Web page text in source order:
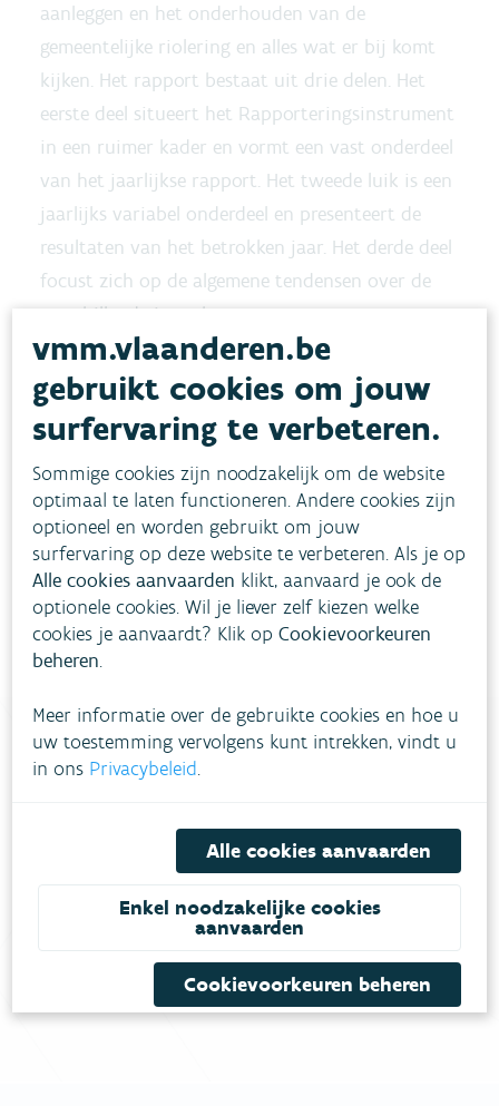
aanleggen en het onderhouden van de
gemeentelijke riolering en alles wat er bij komt
kijken. Het rapport bestaat uit drie delen. Het
eerste deel situeert het Rapporteringsinstrument
in een ruimer kader en vormt een vast onderdeel
van het jaarlijkse rapport. Het tweede luik is een
jaarlijks variabel onderdeel en presenteert de
resultaten van het betrokken jaar. Het derde deel
focust zich op de algemene tendensen over de
verschillende jaren heen.
Download pdf
Heb je vragen?
Bekijk het overzicht van meestgestelde vragen
Niet gevonden wat je zocht? Vul ons
contactformulier in
vmm.vlaanderen.be
gebruikt cookies om jouw
surfervaring te verbeteren.
Sommige cookies zijn noodzakelijk om de website
optimaal te laten functioneren. Andere cookies zijn
optioneel en worden gebruikt om jouw
surfervaring op deze website te verbeteren. Als je op
Alle cookies aanvaarden klikt, aanvaard je ook de
optionele cookies. Wil je liever zelf kiezen welke
cookies je aanvaardt? Klik opCookievoorkeuren
beheren.
Meer informatie over de gebruikte cookies en hoe u
uw toestemming vervolgens kunt intrekken, vindt u
in ons Privacybeleid.
Alle cookies aanvaarden
Enkel noodzakelijke cookies
aanvaarden
Cookievoorkeuren beheren